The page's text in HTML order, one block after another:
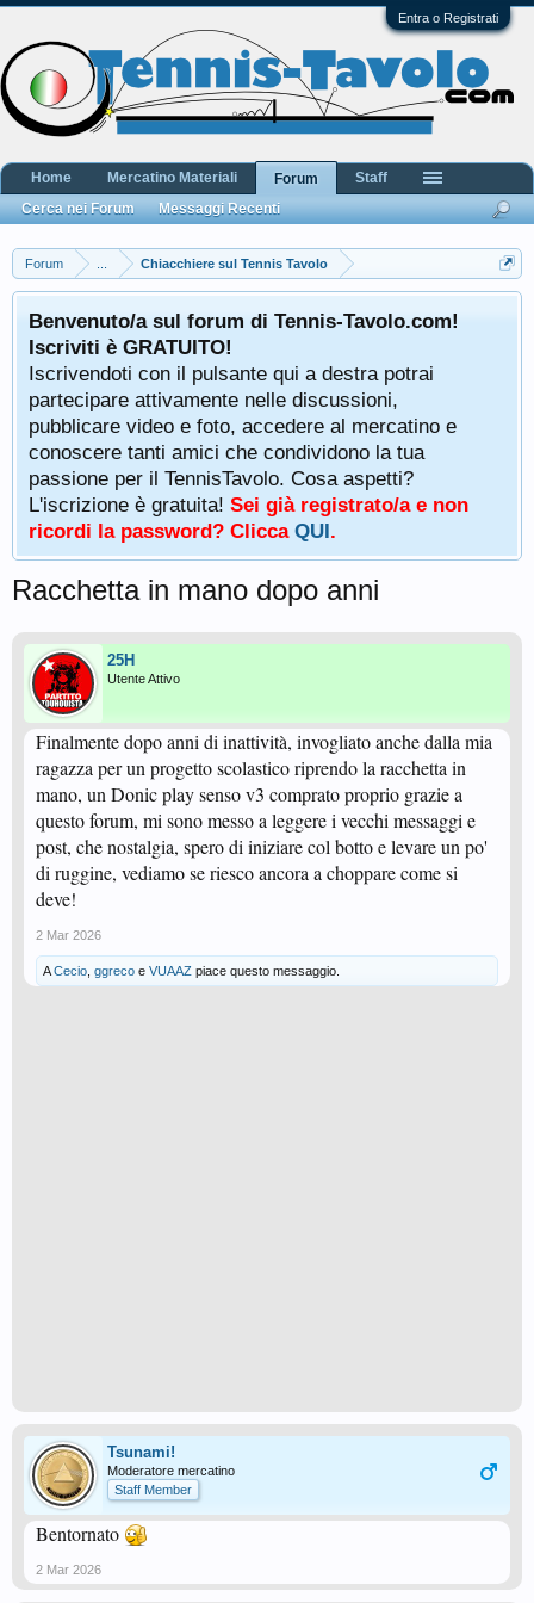
Entra o Registrati
Forum Chiacchiere sul Tennis Tavolo
Benvenuto/a sul forum di Tennis-Tavolo.com!
Iscriviti è GRATUITO!
Iscrivendoti con il pulsante qui a destra potrai
partecipare attivamente nelle discussioni,
pubblicare video e foto, accedere al mercatino e
conoscere tanti amici che condividono la tua
passione per il TennisTavolo. Cosa aspetti?
L'iscrizione è gratuita! Sei già registrato/a e non
ricordi la password? Clicca QUI.
Racchetta in mano dopo anni
25H
Utente Attivo
Finalmente dopo anni di inattività, invogliato anche dalla mia
ragazza per un progetto scolastico riprendo la racchetta in
mano, un Donic play senso v3 comprato proprio grazie a
questo forum, mi sono messo a leggere i vecchi messaggi e
post, che nostalgia, spero di iniziare col botto e levare un po'
di ruggine, vediamo se riesco ancora a choppare come si
deve!
2 Mar 2026
ACecio ggreco e VUAAZ piace questo messaggio.
Tsunami!
Moderatore mercatino
Staff Member
Bentornato
2 Mar 2026
Home Mercatino Materiali
Forum
Cerca nei Forum
Messaggi Recenti
Staff